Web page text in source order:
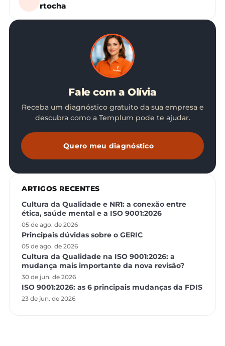
rtocha
Fale com a Olívia
Receba um diagnóstico gratuito da sua empresa e
descubra como a Templum pode te ajudar.
Quero meu diagnóstico
ARTIGOS RECENTES
Cultura da Qualidade e NR1: a conexão entre
ética, saúde mental e a ISO 9001:2026
05 de ago. de 2026
Principais dúvidas sobre o GERIC
05 de ago. de 2026
Cultura da Qualidade na ISO 9001:2026: a
mudança mais importante da nova revisão?
30 de jun. de 2026
ISO 9001:2026: as 6 principais mudanças da FDIS
23 de jun. de 2026